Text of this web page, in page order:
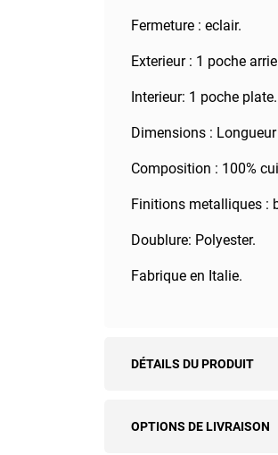
Fermeture : eclair.
Exterieur : 1 poche
Interieur: 1 poche plate.
Dimensions :
Composition : 100%
Finitions metalliques :
Doublure: Polyester.
Fabrique en Italie.
DÉTAILS DU PRODUIT
OPTIONS DE LIVRAISON